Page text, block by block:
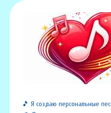
🎵 Я создаю персональные